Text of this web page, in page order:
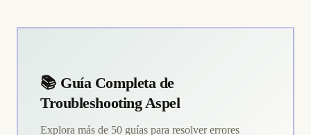
📚 Guía Completa de
Troubleshooting Aspel
Explora más de 50 guías para resolver errores